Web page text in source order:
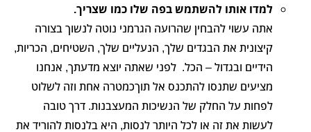
למדו אותו להשתמש בפה שלו כמו שצריך.
אתה עשוי להבחין שהרועה הגרמני נוטה לנשוך בצורה
קיצונית את הבגדים שלך, הנעליים שלך, השטיחים, הכריות,
הידיים ובגדול – הכל. לפני שאתה יוצא מדעתך, אנחנו
מציעים שתנסו להתכנס אל תוךכמטרה אחת וזה לשלוט
לפחות על החלק של הנשיכות המעצבנות. דרך טובה
לעשות את זה או לכל היותר לנסות, היא בלנסות להוריד את